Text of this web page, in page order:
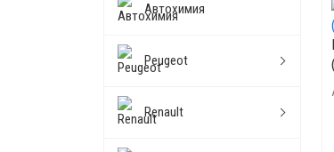
Автохимия
Peugeot
Renault